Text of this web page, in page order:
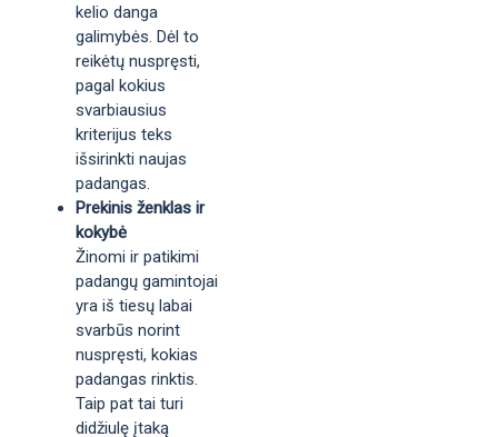
kelio danga
galimybės. Dėl to
reikėtų nuspręsti,
pagal kokius
svarbiausius
kriterijus teks
išsirinkti naujas
padangas.
Prekinis ženklas ir
kokybė
Žinomi ir patikimi
padangų gamintojai
yra iš tiesų labai
svarbūs norint
nuspręsti, kokias
padangas rinktis.
Taip pat tai turi
didžiulę įtaką